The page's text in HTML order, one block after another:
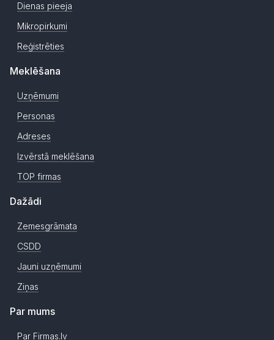
Dienas pieeja
Mikropirkumi
Reģistrēties
Meklēšana
Uzņēmumi
Personas
Adreses
Izvērstā meklēšana
TOP firmas
Dažādi
Zemesgrāmata
CSDD
Jauni uzņēmumi
Ziņas
Par mums
Par Firmas.lv